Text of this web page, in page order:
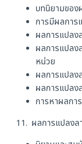
บทนิยามของ
การมีผลการ
ผลการแปลง
ผลการแปลง
หน่วย
ผลการแปลง
ผลการแปลง
การหาผลกา
11. ผลการแปลง